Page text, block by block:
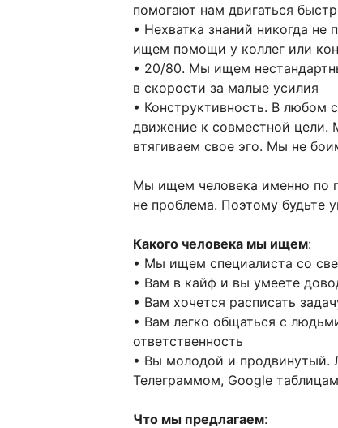
помогают нам двигаться
• Нехватка знаний никогда
ищем помощи у коллег или
• 20/80. Мы ищем
в скорости за малые усилия
• Конструктивность. В любом
движение к совместной цели.
втягиваем свое эго. Мы не
Мы ищем человека именно по
не проблема. Поэтому будьте
Какого человека мы ищем:
• Мы ищем специалиста со
• Вам в кайф и вы умеете
• Вам хочется расписать
• Вам легко общаться с
ответственность
• Вы молодой и продвинутый.
Телеграммом, Google
Что мы предлагаем: